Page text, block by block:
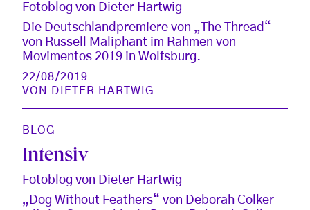
Fotoblog von Dieter Hartwig
Die Deutschlandpremiere von „The Thread“
von Russell Maliphant im Rahmen von
Movimentos 2019 in Wolfsburg.
22/08/2019
VON
DIETER HARTWIG
BLOG
Intensiv
Fotoblog von Dieter Hartwig
„Dog Without Feathers“ von Deborah Colker